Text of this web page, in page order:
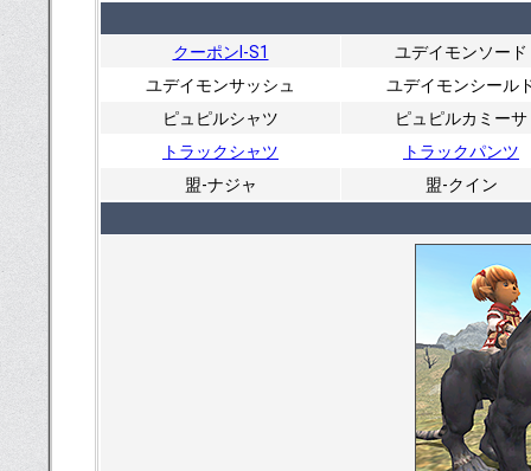
クーポンI-S1
ユデイモンソード
ユデイモンサッシュ
ユデイモンシール
ピュピルシャツ
ピュピルカミーサ
トラックシャツ
トラックパンツ
盟-ナジャ
盟-クイン